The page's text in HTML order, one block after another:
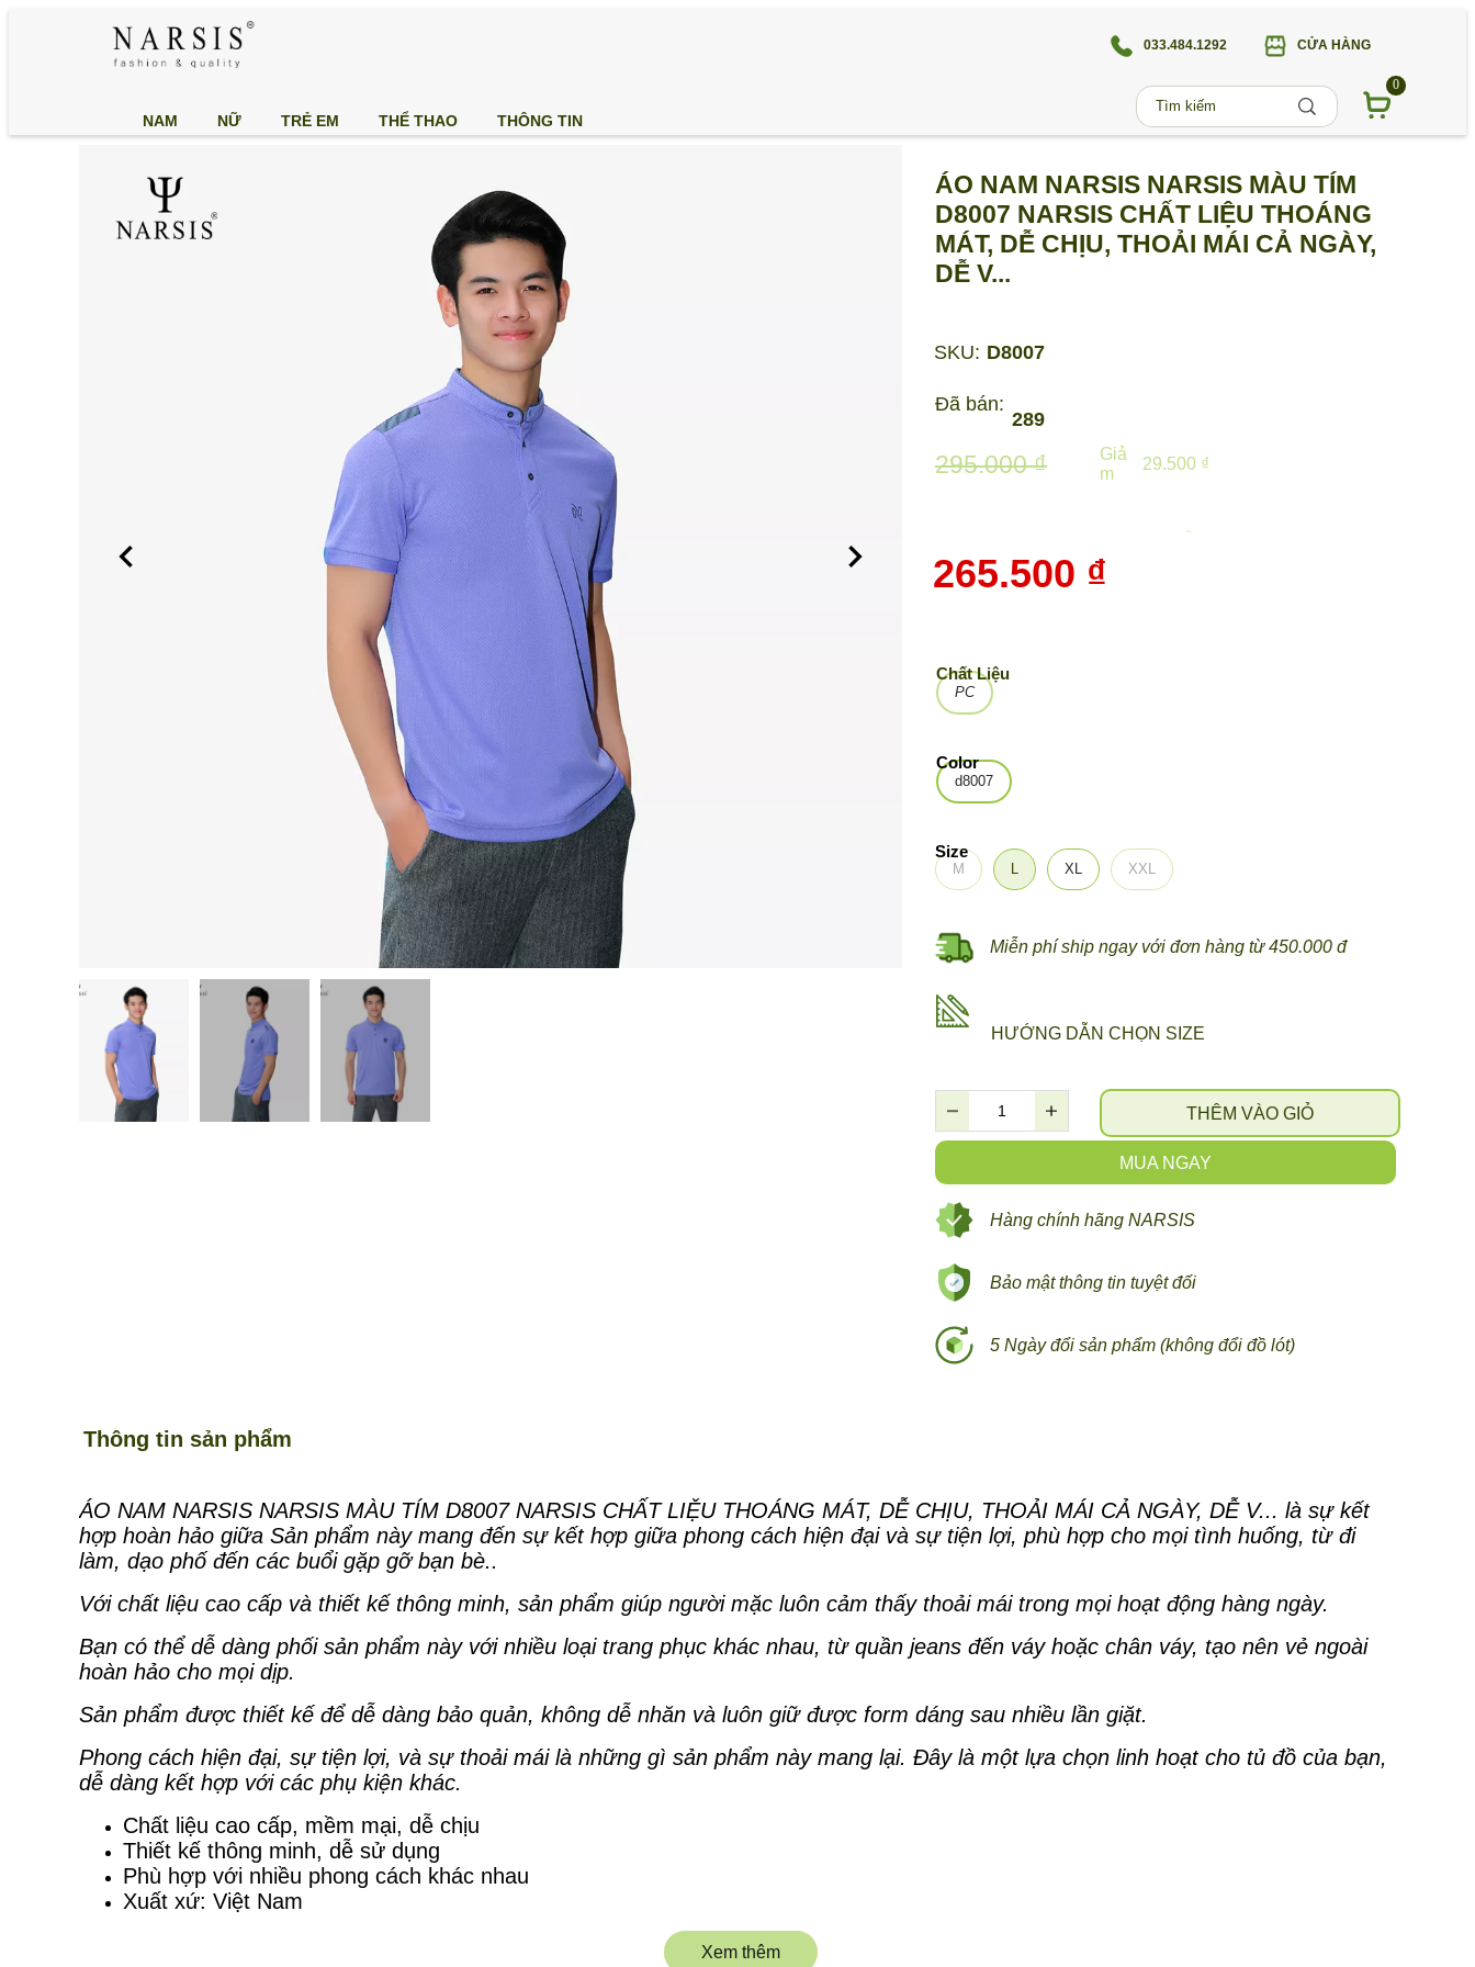
NAM NỮ TRẺ EM THỂ THAO THÔNG TIN
033.484.1292 CỬA HÀNG
0
ÁO NAM NARSIS NARSIS MÀU TÍM
D8007 NARSIS CHẤT LIỆU THOÁNG
MÁT, DỄ CHỊU, THOẢI MÁI CẢ NGÀY,
DỄ V...
Đã bán:
289
M L XL XXL
Size
PC
Chất Liệu
d8007
Color
MUA NGAY
THÊM VÀO GIỎ
HƯỚNG DẪN CHỌN SIZE
Miễn phí ship ngay với đơn hàng từ 450.000 đ
-
265.500 ₫
5 Ngày đổi sản phẩm (không đổi đồ lót)
Bảo mật thông tin tuyệt đối
Hàng chính hãng NARSIS
295.000 ₫ 29.500 ₫
Giả
m
SKU: D8007
Xem thêm
Thông tin sản phẩm
ÁO NAM NARSIS NARSIS MÀU TÍM D8007 NARSIS CHẤT LIỆU THOÁNG MÁT, DỄ CHỊU, THOẢI MÁI CẢ NGÀY, DỄ V... là sự kết
hợp hoàn hảo giữa Sản phẩm này mang đến sự kết hợp giữa phong cách hiện đại và sự tiện lợi, phù hợp cho mọi tình huống, từ đi
làm, dạo phố đến các buổi gặp gỡ bạn bè..
Với chất liệu cao cấp và thiết kế thông minh, sản phẩm giúp người mặc luôn cảm thấy thoải mái trong mọi hoạt động hàng ngày.
Bạn có thể dễ dàng phối sản phẩm này với nhiều loại trang phục khác nhau, từ quần jeans đến váy hoặc chân váy, tạo nên vẻ ngoài
hoàn hảo cho mọi dịp.
Sản phẩm được thiết kế để dễ dàng bảo quản, không dễ nhăn và luôn giữ được form dáng sau nhiều lần giặt.
Phong cách hiện đại, sự tiện lợi, và sự thoải mái là những gì sản phẩm này mang lại. Đây là một lựa chọn linh hoạt cho tủ đồ của bạn,
dễ dàng kết hợp với các phụ kiện khác.
Chất liệu cao cấp, mềm mại, dễ chịu
Thiết kế thông minh, dễ sử dụng
Phù hợp với nhiều phong cách khác nhau
Xuất xứ: Việt Nam